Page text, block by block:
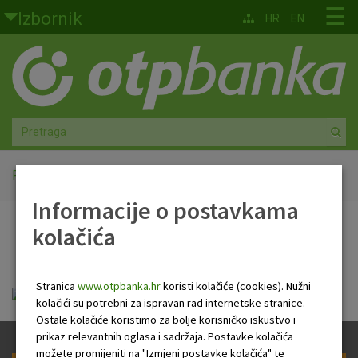
Skoči na glavni sadržaj
Izbornik
Građani
Privatno bankarstvo
Agro
Mala poduzeća i obrtnici
Srednja i velika poduzeća
Faktoring
O nama
☰
HR EN
Početna
PB NEWSLETTER
Tjedni newsletter 29.01.2026..pdf
Informacije o postavkama
kolačića
Stranica www.otpbanka.hrkoristi kolačiće (cookies). Nužni
kolačići su potrebni za ispravan rad internetske stranice.
Ostale kolačiće koristimo za bolje korisničko iskustvo i
prikaz relevantnih oglasa i sadržaja. Postavke kolačića
možete promijeniti na "Izmjeni postavke kolačića" te